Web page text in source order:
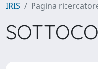
IRIS Pagina